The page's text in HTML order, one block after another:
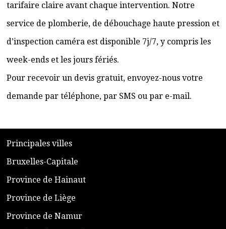
tarifaire claire avant chaque intervention. Notre
service de plomberie, de débouchage haute pression et
d’inspection caméra est disponible 7j/7, y compris les
week-ends et les jours fériés.
Pour recevoir un devis gratuit, envoyez-nous votre
demande par téléphone, par SMS ou par e-mail.
​Principales villes
​Bruxelles-Capitale
​Province de Hainaut
Province de Liège
​Province de Namur